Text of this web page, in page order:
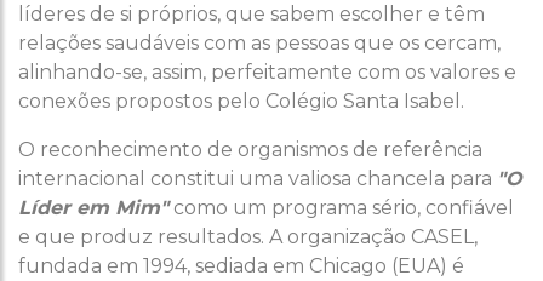
líderes de si próprios, que sabem escolher e têm
relações saudáveis com as pessoas que os cercam,
alinhando-se, assim, perfeitamente com os valores e
conexões propostos pelo Colégio Santa Isabel.
O reconhecimento de organismos de referência
internacional constitui uma valiosa chancela para "O
Líder em Mim"como um programa sério, confiável
e que produz resultados. A organização CASEL,
fundada em 1994, sediada em Chicago (EUA) é